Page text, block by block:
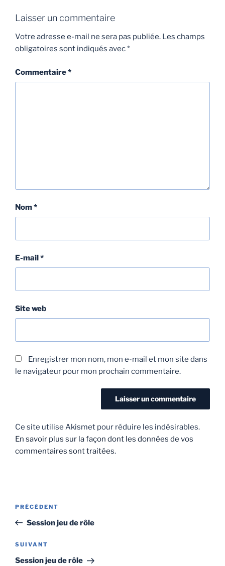
Laisser un commentaire
Votre adresse e-mail ne sera pas publiée. Les champs
obligatoires sont indiqués avec*
Commentaire*
Nom*
E-mail*
Site web
Enregistrer mon nom, mon e-mail et mon site dans
le navigateur pour mon prochain commentaire.
Ce site utilise Akismet pour réduire les indésirables.
En savoir plus sur la façon dont les données de vos
commentaires sont traitées.
Navigation
l’article
Article
précédent
PRÉCÉDENT
Session jeu de rôle
Article
suivant
SUIVANT
Session jeu de rôle